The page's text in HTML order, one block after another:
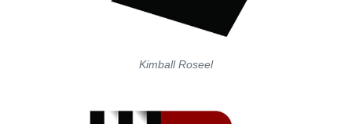
Kimball Roseel